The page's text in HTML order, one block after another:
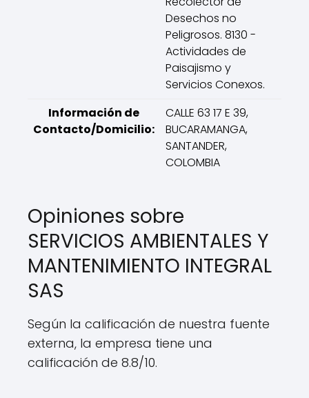
Desechos no
Peligrosos. 8130 -
Actividades de
Paisajismo y
Servicios Conexos.
Información de
Contacto/Domicilio:
CALLE 63 17 E 39,
BUCARAMANGA,
SANTANDER,
COLOMBIA
Opiniones sobre
SERVICIOS AMBIENTALES Y
MANTENIMIENTO INTEGRAL
SAS
Según la calificación de nuestra fuente
externa, la empresa tiene una
calificación de 8.8/10.